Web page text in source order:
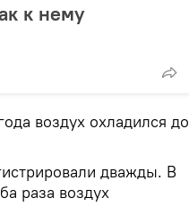
к нему
воздух охладился до
дважды. В
раза воздух